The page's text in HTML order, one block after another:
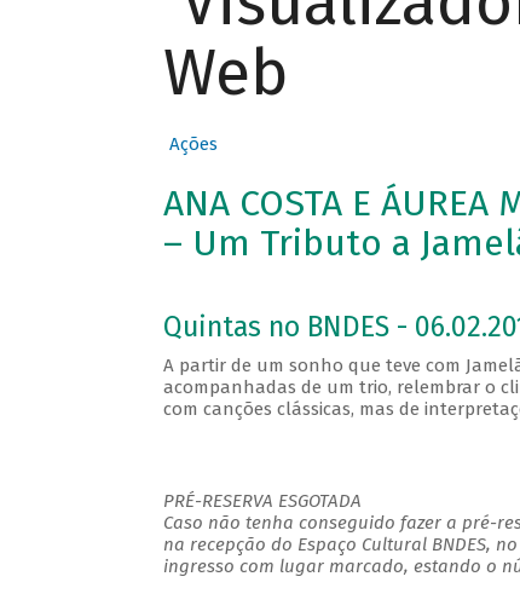
Web
Ações
ANA COSTA E
– Um Tributo a
Quintas no BNDES -
A partir de um sonho que teve com
acompanhadas de um trio, relembrar o
com canções clássicas, mas de
PRÉ-RESERVA ESGOTADA
Caso não tenha conseguido fazer a pré-
na recepção do Espaço Cultural BNDES,
ingresso com lugar marcado, estando o